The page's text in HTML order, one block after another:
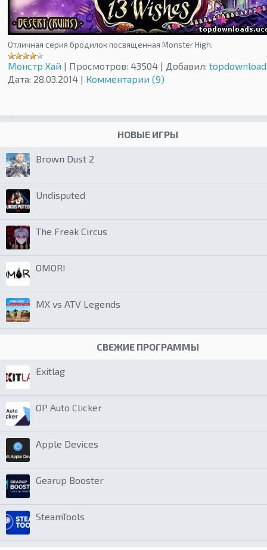
Отличная серия бродилок посвященная Monster High.
Монстр Хай | Просмотров: 43504 | Добавил:
Дата: 28.03.2014 | Комментарии (9)
НОВЫЕ ИГРЫ
Brown Dust 2
Undisputed
The Freak Circus
OMORI
MX vs ATV Legends
СВЕЖИЕ ПРОГРАММЫ
Exitlag
OP Auto Clicker
Apple Devices
Gearup Booster
SteamTools